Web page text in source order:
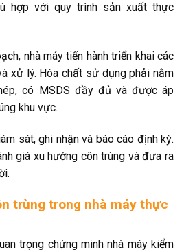
hợp với quy trình sản xuất thực
nhà máy tiến hành triển khai các
xử lý. Hóa chất sử dụng phải nằm
có MSDS đầy đủ và được áp
khu vực.
sát, ghi nhận và báo cáo định kỳ.
giá xu hướng côn trùng và đưa ra
trùng trong nhà máy thực
trọng chứng minh nhà máy kiểm